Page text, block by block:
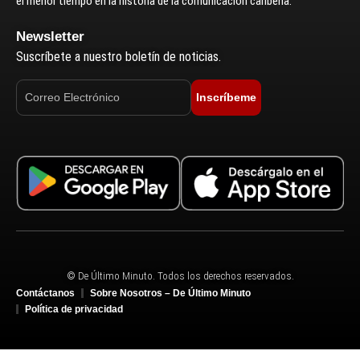
Newsletter
Suscríbete a nuestro boletín de noticias.
Inscríbeme
© De Último Minuto. Todos los derechos reservados.
Contáctanos
Sobre Nosotros – De Último Minuto
Política de privacidad